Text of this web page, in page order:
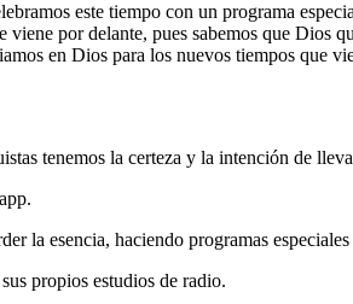
este tiempo con un programa
viene por delante, pues sabemos que Dios
en Dios para los nuevos tiempos que
tenemos la certeza y la intención de
la esencia, haciendo programas
propios estudios de radio.